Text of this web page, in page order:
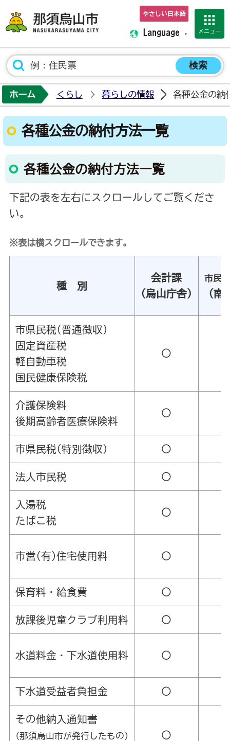
那須烏山市ホーム
やさしい日本語
Language メニュー
ホーム くらし 暮らしの情報 各種公金の納
各種公金の納付方法一覧
各種公金の納付方法一覧
下記の表を左右にスクロールしてご覧くださ
い。
※表は横スクロールできます。
種 別
会計課
(烏山庁舎)
市民
(南
市県民税(普通徴収)
固定資産税
軽自動車税
国民健康保険税
〇
介護保険料
後期高齢者医療保険料
〇
市県民税(特別徴収) 〇
法人市民税 〇
入湯税
たばこ税
〇
市営(有)住宅使用料 〇
保育料・給食費 〇
放課後児童クラブ利用料 〇
水道料金・下水道使用料 〇
下水道受益者負担金 〇
その他納入通知書
(那須烏山市が発行したもの)
〇